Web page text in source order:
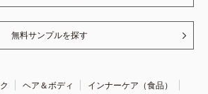
無料サンプルを探す
ヘア＆ボディ
インナーケア（食品）